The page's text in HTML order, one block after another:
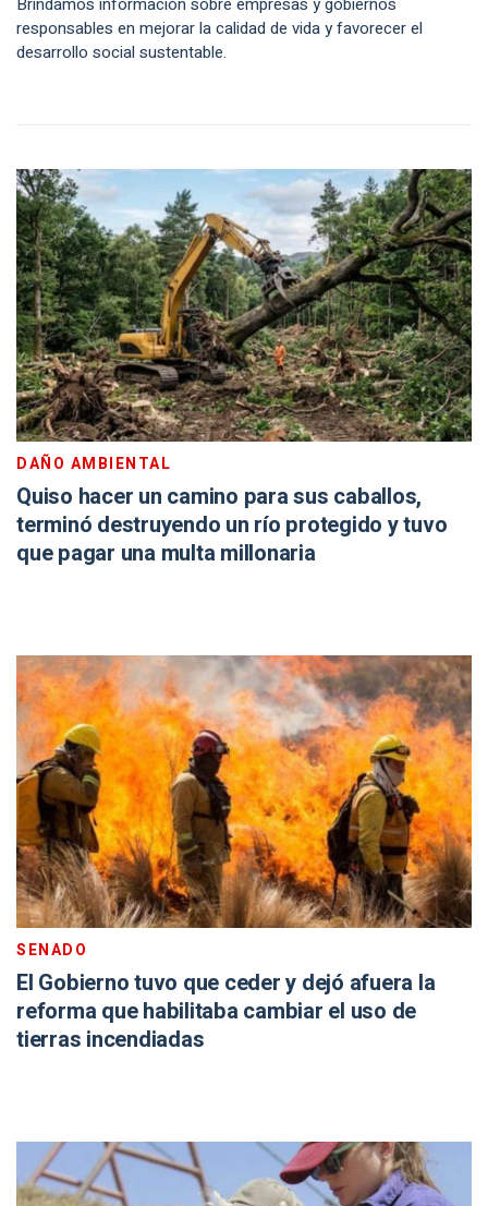
responsables en mejorar la calidad de vida y favorecer el
desarrollo social sustentable.
DAÑO AMBIENTAL
Quiso hacer un camino para sus caballos,
terminó destruyendo un río protegido y tuvo
que pagar una multa millonaria
SENADO
El Gobierno tuvo que ceder y dejó afuera la
reforma que habilitaba cambiar el uso de
tierras incendiadas